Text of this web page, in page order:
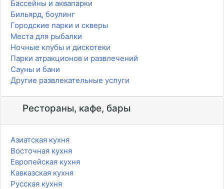
Бассейны и аквапарки
Бильярд, боулинг
Городские парки и скверы
Места для рыбалки
Ночные клубы и дискотеки
Парки атракционов и развлечений
Сауны и бани
Другие развлекательные услуги
Рестораны, кафе, бары
Азиатская кухня
Восточная кухня
Европейская кухня
Кавказская кухня
Русская кухня